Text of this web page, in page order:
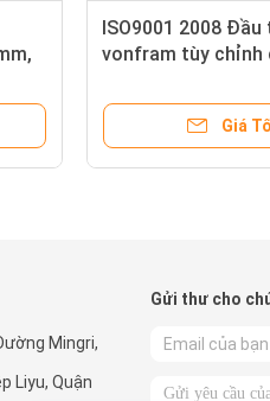
ISO9001 2008
vonfram tùy chỉnh
Giá
Mingri,
Liyu, Quận
Gửi thư cho